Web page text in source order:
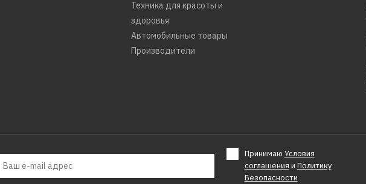
BRAIT
15В 01.01.020.001П
ДОБАВИТЬ К СРАВНЕНИЮ
ДОБАВИТЬ В ПОЖЕЛАНИЯ
Техника для красоты и
здоровья
Автомобильные товары
Производители
Принимаю Условия
соглашения и Политику
Безопасности